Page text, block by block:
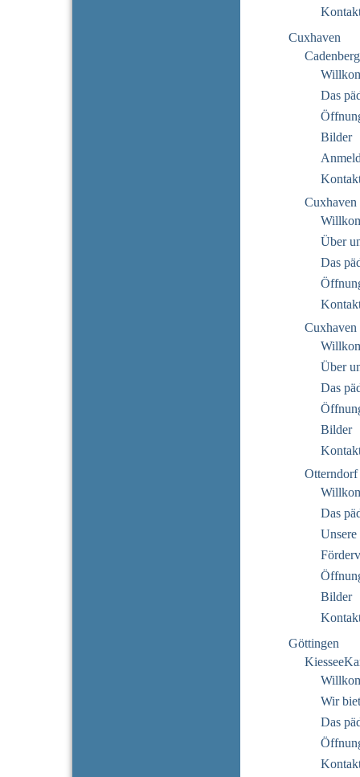
Cuxhaven
Das
Bilder
Über
Das
Über
Das
Bilder
Otterndorf
Das
Unsere
Bilder
Göttingen
Wir
Das